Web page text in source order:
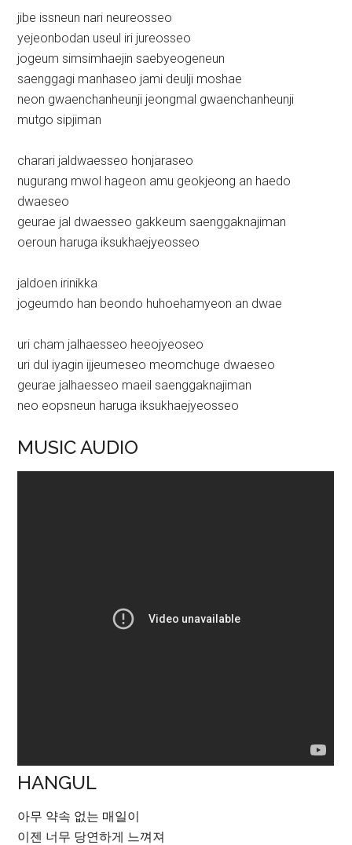
jibe issneun nari neureosseo
yejeonbodan useul iri jureosseo
jogeum simsimhaejin saebyeogeneun
saenggagi manhaseo jami deulji moshae
neon gwaenchanheunji jeongmal gwaenchanheunji
mutgo sipjiman
charari jaldwaesseo honjaraseo
nugurang mwol hageon amu geokjeong an haedo
dwaeseo
geurae jal dwaesseo gakkeum saenggaknajiman
oeroun haruga iksukhaejyeosseo
jaldoen irinikka
jogeumdo han beondo huhoehamyeon an dwae
uri cham jalhaesseo heeojyeoseo
uri dul iyagin ijjeumeseo meomchuge dwaeseo
geurae jalhaesseo maeil saenggaknajiman
neo eopsneun haruga iksukhaejyeosseo
MUSIC AUDIO
HANGUL
아무 약속 없는 매일이
이젠 너무 당연하게 느껴져